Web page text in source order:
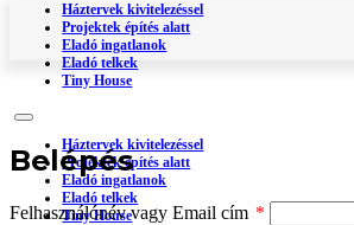
Háztervek kivitelezéssel
Projektek építés alatt
Eladó ingatlanok
Eladó telkek
Tiny House
Háztervek kivitelezéssel
Projektek építés alatt
Eladó ingatlanok
Eladó telkek
Tiny House
Belépés
Felhasználónév vagy Email cím *